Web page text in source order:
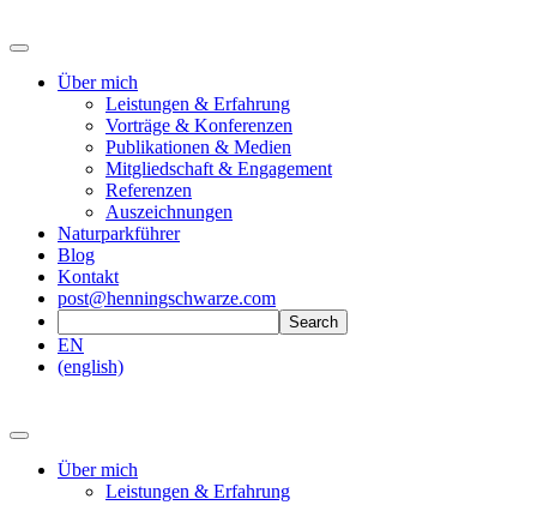
Über mich
Leistungen & Erfahrung
Vorträge & Konferenzen
Publikationen & Medien
Mitgliedschaft & Engagement
Referenzen
Auszeichnungen
Naturparkführer
Blog
Kontakt
post@henningschwarze.com
EN
(english)
Über mich
Leistungen & Erfahrung